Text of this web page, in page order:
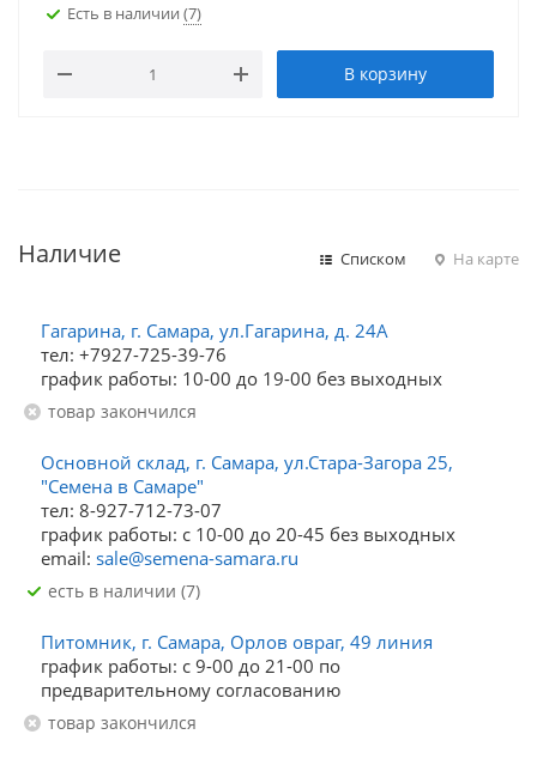
Есть в наличии (7)
В корзину
Наличие Списком На карте
Гагарина, г. Самара, ул.Гагарина, д. 24А
тел: +7927-725-39-76
график работы: 10-00 до 19-00 без выходных
Товар закончился
Основной склад, г. Самара, ул.Стара-Загора 25,
"Семена в Самаре"
тел: 8-927-712-73-07
график работы: с 10-00 до 20-45 без выходных
email: sale@semena-samara.ru
Есть в наличии (7)
Питомник, г. Самара, Орлов овраг, 49 линия
график работы: с 9-00 до 21-00 по
предварительному согласованию
Товар закончился